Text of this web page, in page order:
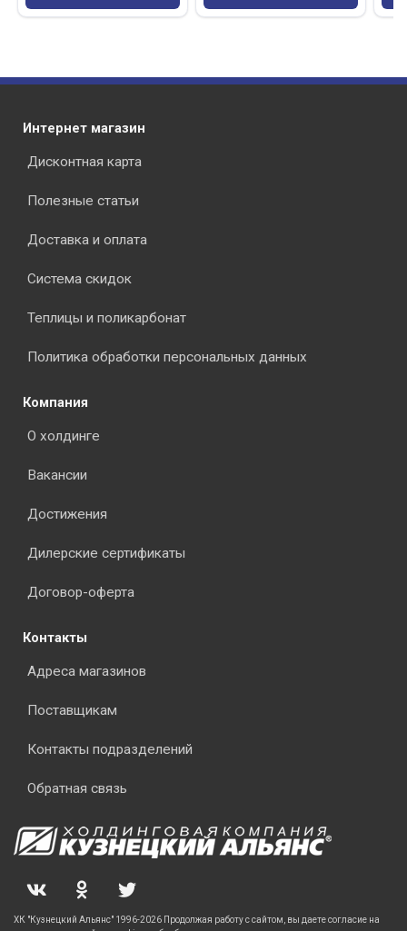
Интернет магазин
Дисконтная карта
Полезные статьи
Доставка и оплата
Система скидок
Теплицы и поликарбонат
Политика обработки персональных данных
Компания
О холдинге
Вакансии
Достижения
Дилерские сертификаты
Договор-оферта
Контакты
Адреса магазинов
Поставщикам
Контакты подразделений
Обратная связь
ХК "Кузнецкий Альянс" 1996-2026 Продолжая работу с сайтом, вы даете согласие на